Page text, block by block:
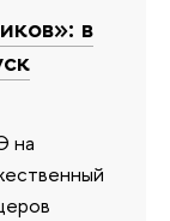
в
на